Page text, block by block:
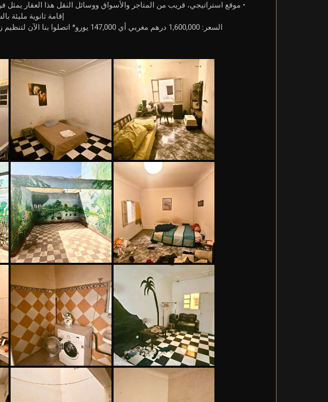
• موقع استراتيجي، قريب من المتاجر والأسواق ووسائل النقل هذا العقار يمثل
إقامة ثانوية مليئة
السعر: 1,600,000 درهم مغربي أي 147,000 يورو* اتصلوا بنا الآن لتنظيم زيارة أو للحصول على مزيد من المعلومات.